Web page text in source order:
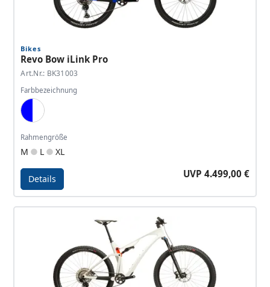
Bikes
Revo Bow iLink Pro
Art.Nr.: BK31003
Farbbezeichnung
Blue, White
Rahmengröße
M L XL
Details UVP 4.499,00 €